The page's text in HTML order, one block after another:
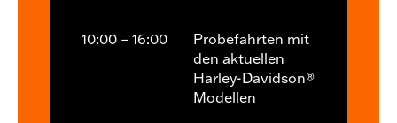
10:00 – 16:00
Probefahrten mit
den aktuellen
Harley-Davidson®
Modellen